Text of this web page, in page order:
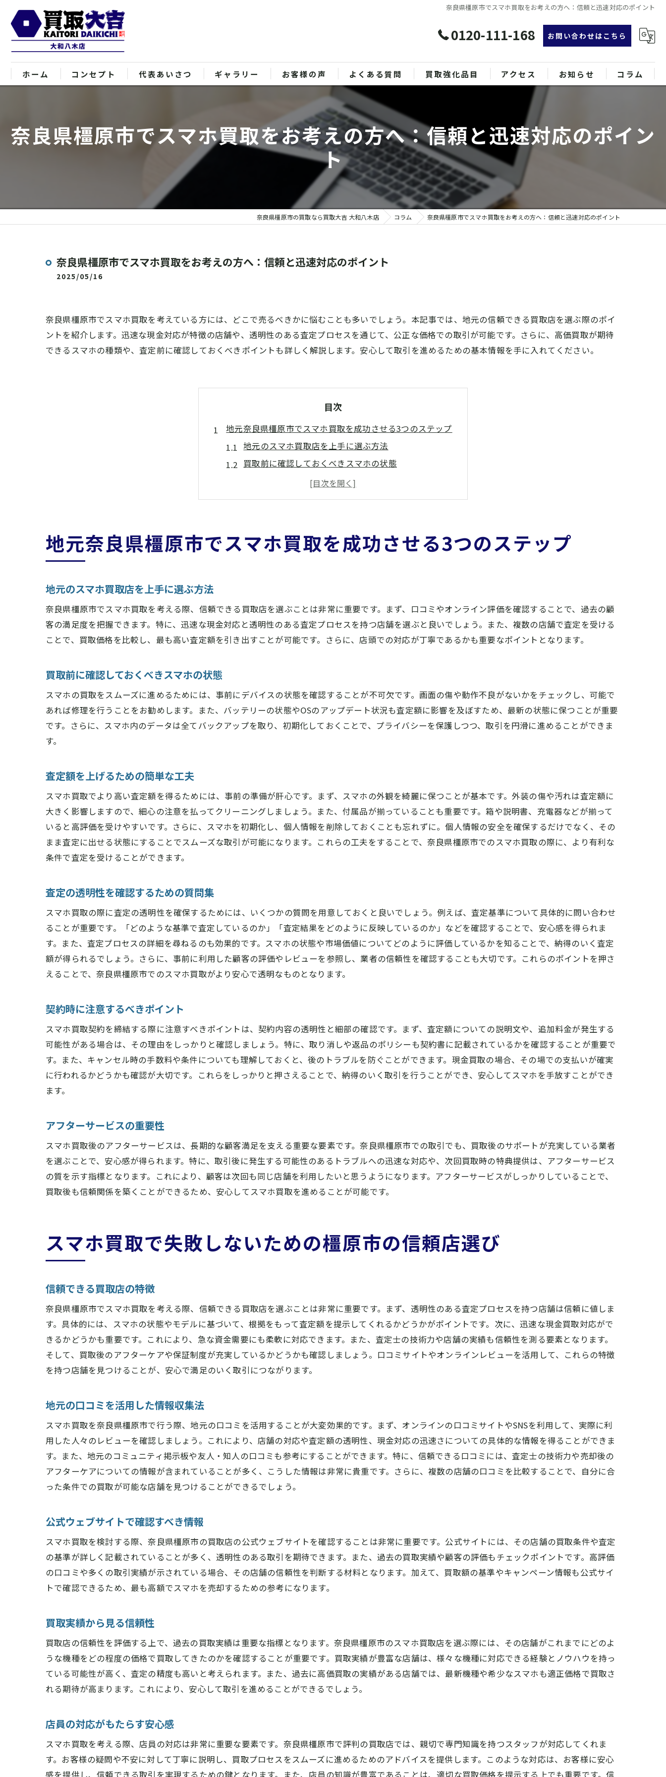
奈良県橿原市でスマホ買取をお考えの方へ：信頼と迅速対応のポイント
0120-111-168 お問い合わせはこちら
ホーム コンセプト 代表あいさつ ギャラリー お客様の声 よくある質問 買取強化品目
ブランド品
貴金属
時計
金
アクセス お知らせ コラム
奈良県橿原市でスマホ買取をお考えの方へ：信頼と迅速対応のポイン
ト
奈良県橿原市の買取なら買取大吉 大和八木店 コラム 奈良県橿原市でスマホ買取をお考えの方へ：信頼と迅速対応のポイント
奈良県橿原市でスマホ買取をお考えの方へ：信頼と迅速対応のポイント
2025/05/16
奈良県橿原市でスマホ買取を考えている方には、どこで売るべきかに悩むことも多いでしょう。本記事では、地元の信頼できる買取店を選ぶ際のポイ
ントを紹介します。迅速な現金対応が特徴の店舗や、透明性のある査定プロセスを通じて、公正な価格での取引が可能です。さらに、高価買取が期待
できるスマホの種類や、査定前に確認しておくべきポイントも詳しく解説します。安心して取引を進めるための基本情報を手に入れてください。
目次
地元奈良県橿原市でスマホ買取を成功させる3つのステップ
地元のスマホ買取店を上手に選ぶ方法
買取前に確認しておくべきスマホの状態
査定額を上げるための簡単な工夫
査定の透明性を確認するための質問集
アフターサービスの重要性
スマホ買取で失敗しないための橿原市の信頼店選び
買取実績から見る信頼性
店員の対応がもたらす安心感
高価買取を成功させるスマホの特徴
付属品や箱を揃えるメリット
キャンペーンや特典を利用する方法
初めてのスマホ買取でも安心！橿原市での手順と注意点
スマホ買取の基本的な流れ
必要な書類と準備物リスト
よくある質問とその回答
橿原市でのスマホ買取がスムーズになるポイントを解説
買取店予約のメリットと方法
事前に理解しておくべき査定基準
スムーズな取引のためのコミュニケーション術
奈良県橿原市で買取店を選ぶ際のチェックリスト
買取店選びで注目すべきポイント
公式情報と口コミの比較方法
現金受取までの時間を確認
スマホ買取で差がつく！橿原市での査定前の準備
査定に出す前に確認するスマホの状態
過去の取引実績を参考にする方法
付属品の有無とその影響
安全な取引を行うための基本知識
地元密着型の買取店がもたらす安心感
現金化までの流れとその迅速さ
買取後のアフターサービス詳細
地元奈良県橿原市でスマホ買取を成功させる3つのステップ
地元のスマホ買取店を上手に選ぶ方法
奈良県橿原市でスマホ買取を考える際、信頼できる買取店を選ぶことは非常に重要です。まず、口コミやオンライン評価を確認することで、過去の顧
客の満足度を把握できます。特に、迅速な現金対応と透明性のある査定プロセスを持つ店舗を選ぶと良いでしょう。また、複数の店舗で査定を受ける
ことで、買取価格を比較し、最も高い査定額を引き出すことが可能です。さらに、店頭での対応が丁寧であるかも重要なポイントとなります。
買取前に確認しておくべきスマホの状態
スマホの買取をスムーズに進めるためには、事前にデバイスの状態を確認することが不可欠です。画面の傷や動作不良がないかをチェックし、可能で
あれば修理を行うことをお勧めします。また、バッテリーの状態やOSのアップデート状況も査定額に影響を及ぼすため、最新の状態に保つことが重要
です。さらに、スマホ内のデータは全てバックアップを取り、初期化しておくことで、プライバシーを保護しつつ、取引を円滑に進めることができま
す。
査定額を上げるための簡単な工夫
スマホ買取でより高い査定額を得るためには、事前の準備が肝心です。まず、スマホの外観を綺麗に保つことが基本です。外装の傷や汚れは査定額に
大きく影響しますので、細心の注意を払ってクリーニングしましょう。また、付属品が揃っていることも重要です。箱や説明書、充電器などが揃って
いると高評価を受けやすいです。さらに、スマホを初期化し、個人情報を削除しておくことも忘れずに。個人情報の安全を確保するだけでなく、その
まま査定に出せる状態にすることでスムーズな取引が可能になります。これらの工夫をすることで、奈良県橿原市でのスマホ買取の際に、より有利な
条件で査定を受けることができます。
査定の透明性を確認するための質問集
スマホ買取の際に査定の透明性を確保するためには、いくつかの質問を用意しておくと良いでしょう。例えば、査定基準について具体的に問い合わせ
ることが重要です。「どのような基準で査定しているのか」「査定結果をどのように反映しているのか」などを確認することで、安心感を得られま
す。また、査定プロセスの詳細を尋ねるのも効果的です。スマホの状態や市場価値についてどのように評価しているかを知ることで、納得のいく査定
額が得られるでしょう。さらに、事前に利用した顧客の評価やレビューを参照し、業者の信頼性を確認することも大切です。これらのポイントを押さ
えることで、奈良県橿原市でのスマホ買取がより安心で透明なものとなります。
契約時に注意するべきポイント
スマホ買取契約を締結する際に注意すべきポイントは、契約内容の透明性と細部の確認です。まず、査定額についての説明文や、追加料金が発生する
可能性がある場合は、その理由をしっかりと確認しましょう。特に、取り消しや返品のポリシーも契約書に記載されているかを確認することが重要で
す。また、キャンセル時の手数料や条件についても理解しておくと、後のトラブルを防ぐことができます。現金買取の場合、その場での支払いが確実
に行われるかどうかも確認が大切です。これらをしっかりと押さえることで、納得のいく取引を行うことができ、安心してスマホを手放すことができ
ます。
アフターサービスの重要性
スマホ買取後のアフターサービスは、長期的な顧客満足を支える重要な要素です。奈良県橿原市での取引でも、買取後のサポートが充実している業者
を選ぶことで、安心感が得られます。特に、取引後に発生する可能性のあるトラブルへの迅速な対応や、次回買取時の特典提供は、アフターサービス
の質を示す指標となります。これにより、顧客は次回も同じ店舗を利用したいと思うようになります。アフターサービスがしっかりしていることで、
買取後も信頼関係を築くことができるため、安心してスマホ買取を進めることが可能です。
スマホ買取で失敗しないための橿原市の信頼店選び
信頼できる買取店の特徴
奈良県橿原市でスマホ買取を考える際、信頼できる買取店を選ぶことは非常に重要です。まず、透明性のある査定プロセスを持つ店舗は信頼に値しま
す。具体的には、スマホの状態やモデルに基づいて、根拠をもって査定額を提示してくれるかどうかがポイントです。次に、迅速な現金買取対応がで
きるかどうかも重要です。これにより、急な資金需要にも柔軟に対応できます。また、査定士の技術力や店舗の実績も信頼性を測る要素となります。
そして、買取後のアフターケアや保証制度が充実しているかどうかも確認しましょう。口コミサイトやオンラインレビューを活用して、これらの特徴
を持つ店舗を見つけることが、安心で満足のいく取引につながります。
地元の口コミを活用した情報収集法
スマホ買取を奈良県橿原市で行う際、地元の口コミを活用することが大変効果的です。まず、オンラインの口コミサイトやSNSを利用して、実際に利
用した人々のレビューを確認しましょう。これにより、店舗の対応や査定額の透明性、現金対応の迅速さについての具体的な情報を得ることができま
す。また、地元のコミュニティ掲示板や友人・知人の口コミも参考にすることができます。特に、信頼できる口コミには、査定士の技術力や売却後の
アフターケアについての情報が含まれていることが多く、こうした情報は非常に貴重です。さらに、複数の店舗の口コミを比較することで、自分に合
った条件での買取が可能な店舗を見つけることができるでしょう。
公式ウェブサイトで確認すべき情報
スマホ買取を検討する際、奈良県橿原市の買取店の公式ウェブサイトを確認することは非常に重要です。公式サイトには、その店舗の買取条件や査定
の基準が詳しく記載されていることが多く、透明性のある取引を期待できます。また、過去の買取実績や顧客の評価もチェックポイントです。高評価
の口コミや多くの取引実績が示されている場合、その店舗の信頼性を判断する材料となります。加えて、買取額の基準やキャンペーン情報も公式サイ
トで確認できるため、最も高額でスマホを売却するための参考になります。
買取実績から見る信頼性
買取店の信頼性を評価する上で、過去の買取実績は重要な指標となります。奈良県橿原市のスマホ買取店を選ぶ際には、その店舗がこれまでにどのよ
うな機種をどの程度の価格で買取してきたのかを確認することが重要です。買取実績が豊富な店舗は、様々な機種に対応できる経験とノウハウを持っ
ている可能性が高く、査定の精度も高いと考えられます。また、過去に高価買取の実績がある店舗では、最新機種や希少なスマホも適正価格で買取さ
れる期待が高まります。これにより、安心して取引を進めることができるでしょう。
店員の対応がもたらす安心感
スマホ買取を考える際、店員の対応は非常に重要な要素です。奈良県橿原市で評判の買取店では、親切で専門知識を持つスタッフが対応してくれま
す。お客様の疑問や不安に対して丁寧に説明し、買取プロセスをスムーズに進めるためのアドバイスを提供します。このような対応は、お客様に安心
感を提供し、信頼できる取引を実現するための鍵となります。また、店員の知識が豊富であることは、適切な買取価格を提示する上でも重要です。信